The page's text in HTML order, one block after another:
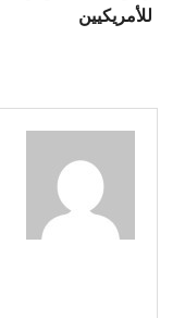
للأمريكيين